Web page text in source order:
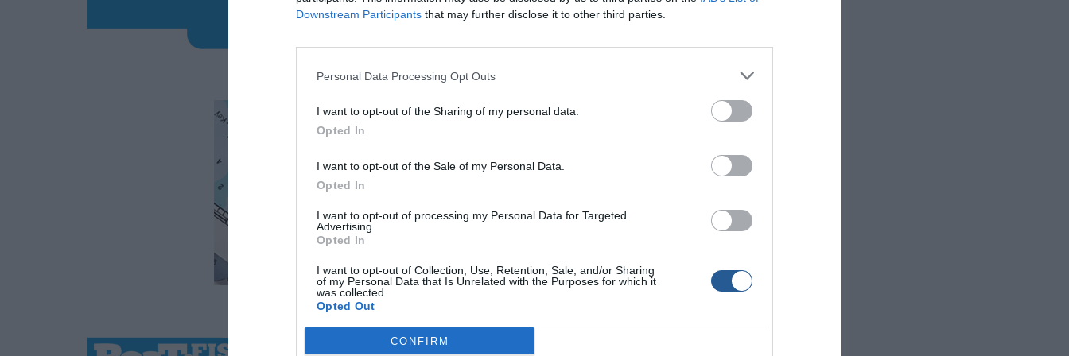
Downstream Participants that may further disclose it to other third parties.
Personal Data Processing Opt Outs
I want to opt-out of the Sharing of my personal data.
Opted In
I want to opt-out of the Sale of my Personal Data.
Opted In
I want to opt-out of processing my Personal Data for Targeted
Advertising.
Opted In
I want to opt-out of Collection, Use, Retention, Sale, and/or Sharing
of my Personal Data that Is Unrelated with the Purposes for which it
was collected.
Opted Out
CONFIRM